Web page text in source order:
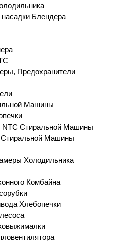
насадки Блендера
Предохранители
Машины
NTC Стиральной Машины
Машины
Холодильника
Комбайна
Хлебопечки